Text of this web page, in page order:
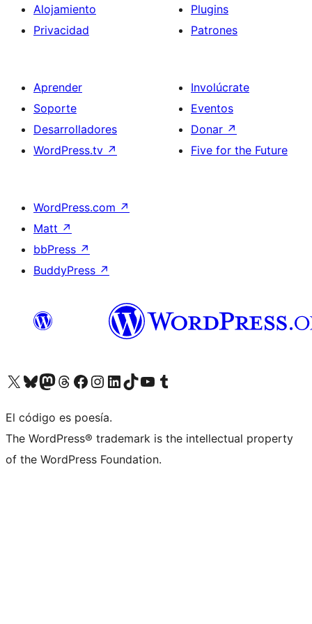
Alojamiento
Privacidad
Plugins
Patrones
Aprender
Soporte
Desarrolladores
WordPress.tv ↗
Involúcrate
Eventos
Donar ↗
Five for the Future
WordPress.com ↗
Matt ↗
bbPress ↗
BuddyPress ↗
Visita nuestra cuenta de X (anteriormente Twitter)
Visita nuestra cuenta de Bluesky
Visita nuestra cuenta de Mastodon
Visita nuestra cuenta de Threads
Visita nuestra página de Facebook
Visita nuestra cuenta de Instagram
Visita nuestra cuenta de LinkedIn
Visita nuestra cuenta de TikTok
Visita nuestro canal de YouTube
Visita nuestra cuenta de Tumblr
El código es poesía.
The WordPress® trademark is the intellectual property
of the WordPress Foundation.